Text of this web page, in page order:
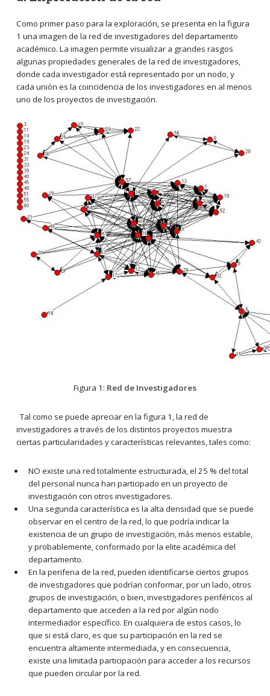
Como primer paso para la exploración, se presenta en la figura
1 una imagen de la red de investigadores del departamento
académico. La imagen permite visualizar a grandes rasgos
algunas propiedades generales de la red de investigadores,
donde cada investigador está representado por un nodo, y
cada unión es la coincidencia de los investigadores en al menos
uno de los proyectos de investigación.
Figura 1: Red de Investigadores
Tal como se puede apreciar en la figura 1, la red de
investigadores a través de los distintos proyectos muestra
ciertas particularidades y características relevantes, tales como:
NO existe una red totalmente estructurada, el 25 % del total
del personal nunca han participado en un proyecto de
investigación con otros investigadores.
Una segunda característica es la alta densidad que se puede
observar en el centro de la red, lo que podría indicar la
existencia de un grupo de investigación, más menos estable,
y probablemente, conformado por la elite académica del
departamento.
En la periferia de la red, pueden identificarse ciertos grupos
de investigadores que podrían conformar, por un lado, otros
grupos de investigación, o bien, investigadores periféricos al
departamento que acceden a la red por algún nodo
intermediador específico. En cualquiera de estos casos, lo
que si está claro, es que su participación en la red se
encuentra altamente intermediada, y en consecuencia,
existe una limitada participación para acceder a los recursos
que pueden circular por la red.